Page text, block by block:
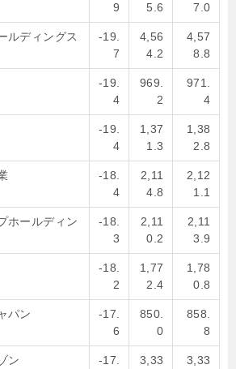
9
5.6
7.0
ルディングス
-19.
7
4,56
4.2
4,57
8.8
-19.
4
969.
2
971.
4
-19.
4
1,37
1.3
1,38
2.8
-18.
4
2,11
4.8
2,12
1.1
ホールディン
-18.
3
2,11
0.2
2,11
3.9
-18.
2
1,77
2.4
1,78
0.8
パン
-17.
6
850.
0
858.
8
ン
-17.
3,33
3,33